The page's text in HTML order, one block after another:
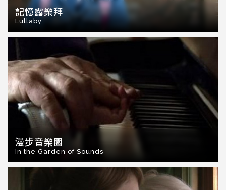
記憶露樂拜
Lullaby
漫步音樂園
In the Garden of Sounds